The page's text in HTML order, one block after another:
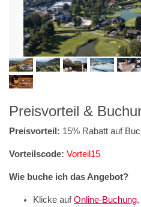
Preisvorteil &
Preisvorteil: 15% Rabatt auf
Vorteilscode: Vorteil15
Wie buche ich das Angebot?
Klicke aufOnline-Buchung